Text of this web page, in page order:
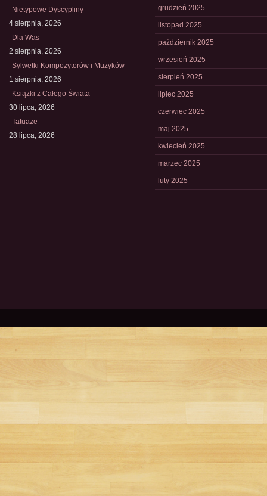
Nietypowe Dyscypliny
4 sierpnia, 2026
Dla Was
2 sierpnia, 2026
Sylwetki Kompozytorów i Muzyków
1 sierpnia, 2026
Książki z Całego Świata
30 lipca, 2026
Tatuaże
28 lipca, 2026
grudzień 2025
listopad 2025
październik 2025
wrzesień 2025
sierpień 2025
lipiec 2025
czerwiec 2025
maj 2025
kwiecień 2025
marzec 2025
luty 2025